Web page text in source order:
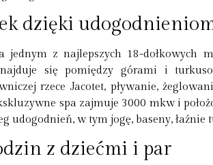
dzięki
jednym z najlepszych 18-dołkowych
się pomiędzy górami i
rzece Jacotet, pływanie,
spa zajmuje 3000 mkw i
udogodnień, w tym jogę, baseny, łaźnie
z dziećmi i par